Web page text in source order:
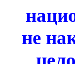
не